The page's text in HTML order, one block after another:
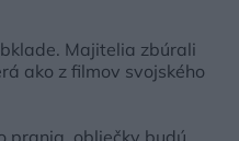
Majitelia zbúrali
ako z filmov svojského